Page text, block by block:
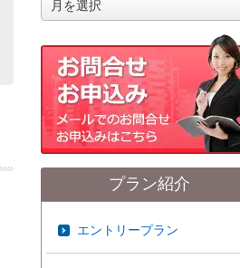
ー
ブ
プラン紹介
エントリープラン